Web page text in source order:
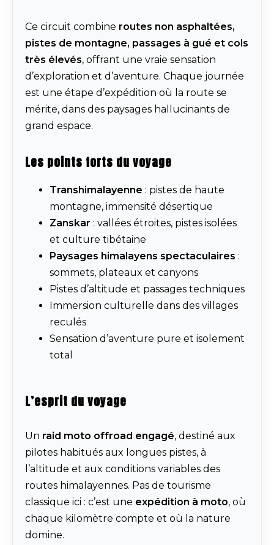
Ce circuit combine routes non asphaltées,
pistes de montagne, passages à gué et cols
très élevés, offrant une vraie sensation
d’exploration et d’aventure. Chaque journée
est une étape d’expédition où la route se
mérite, dans des paysages hallucinants de
grand espace.
Les points forts du voyage
Transhimalayenne : pistes de haute
montagne, immensité désertique
Zanskar : vallées étroites, pistes isolées
et culture tibétaine
Paysages himalayens spectaculaires :
sommets, plateaux et canyons
Pistes d’altitude et passages techniques
Immersion culturelle dans des villages
reculés
Sensation d’aventure pure et isolement
total
L’esprit du voyage
Un raid moto offroad engagé, destiné aux
pilotes habitués aux longues pistes, à
l’altitude et aux conditions variables des
routes himalayennes. Pas de tourisme
classique ici : c’est une expédition à moto, où
chaque kilomètre compte et où la nature
domine.